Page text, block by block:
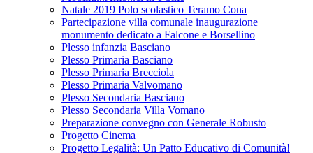
Natale 2019 Polo scolastico Teramo Cona
Partecipazione villa comunale inaugurazione
monumento dedicato a Falcone e Borsellino
Plesso infanzia Basciano
Plesso Primaria Basciano
Plesso Primaria Brecciola
Plesso Primaria Valvomano
Plesso Secondaria Basciano
Plesso Secondaria Villa Vomano
Preparazione convegno con Generale Robusto
Progetto Cinema
Progetto Legalità: Un Patto Educativo di Comunità!